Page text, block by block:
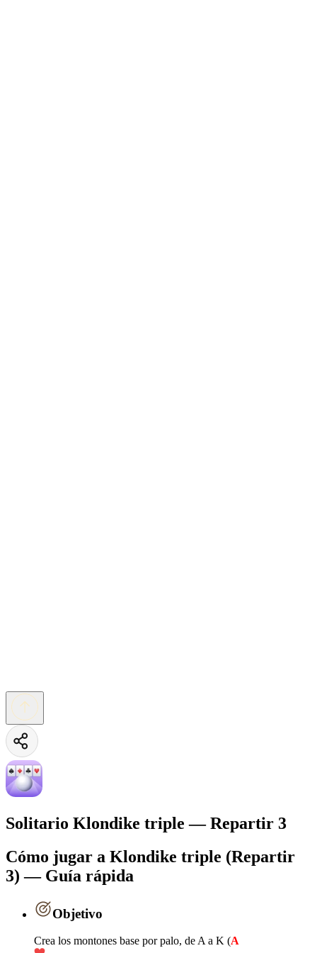
Solitario Klondike triple — Repartir 3
Cómo jugar a Klondike triple (Repartir
3) — Guía rápida
Objetivo
Crea los montones base por palo, de A a K (A